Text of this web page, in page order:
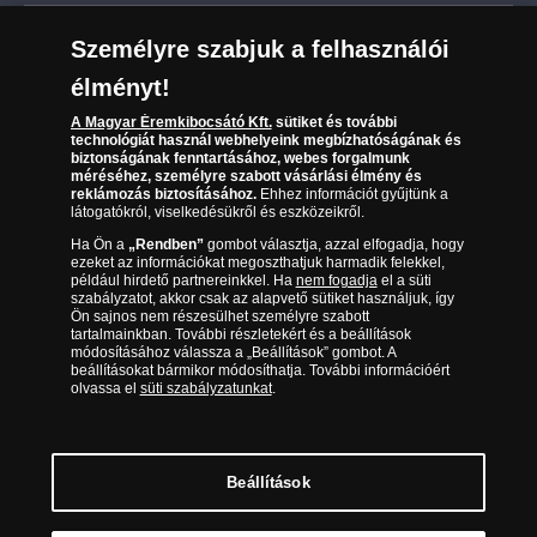
Kézbesítés
Reklamáció
Visszaküldés
Elállási űrlap
Karrier
Sütik (cookies) használata
Süti (cookies)Beállítások
Társaságunkról
Az érmék és érmek ára és értéke
Gyakran ismételt kérdések
Adatkezelés
06 80 888 889
(díjmentesen hívható hétfőtől csütörtökig 9.00 és 17.00
óra között, péntekenként 9.00 és 15.00 óra között)
Magyar Éremkibocsátó Kft. 1134 Budapest, Váci út 33. Cégjegyzékszám: 01-09-
957944, Adószám: 23275395-2-41 A Társaság a Magyar Kereskedelmi
Személyre szabjuk a felhasználói
élményt!
A Magyar Éremkibocsátó Kft.sütiket és további
technológiát használ webhelyeink megbízhatóságának és
biztonságának fenntartásához, webes forgalmunk
méréséhez, személyre szabott vásárlási élmény és
reklámozás biztosításához.Ehhez információt gyűjtünk a
látogatókról, viselkedésükről és eszközeikről.
Ha Ön a „Rendben”gombot választja, azzal elfogadja, hogy
ezeket az információkat megoszthatjuk harmadik felekkel,
például hirdető partnereinkkel. Ha nem fogadjael a süti
szabályzatot, akkor csak az alapvető sütiket használjuk, így
Ön sajnos nem részesülhet személyre szabott
tartalmainkban. További részletekért és a beállítások
módosításához válassza a „Beállítások” gombot. A
beállításokat bármikor módosíthatja. További információért
olvassa el süti szabályzatunkat.
Beállítások